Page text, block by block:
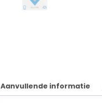
Aanvullende informatie